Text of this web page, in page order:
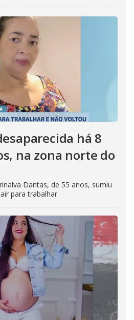
há 8
na zona norte do
Dantas, de 55 anos, sumiu
para trabalhar